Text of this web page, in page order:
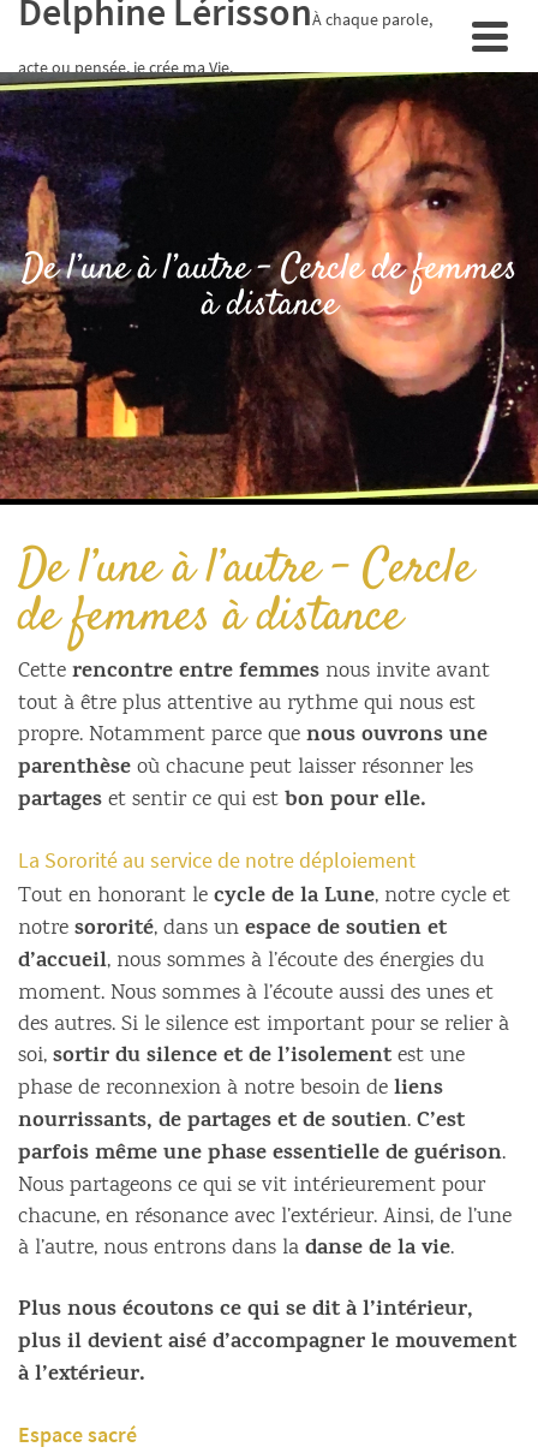
Delphine LérissonÀ chaque parole,
acte ou pensée, je crée ma Vie.
De l’une à l’autre – Cercle de femmes
à distance
De l’une à l’autre – Cercle
de femmes à distance
Cetterencontre entre femmes nous invite avant
tout à être plus attentive au rythme qui nous est
propre. Notamment parce quenous ouvrons une
parenthèseoù chacune peut laisser résonner les
partageset sentir ce qui estbon pour elle.
La Sororité au service de notre déploiement
Tout en honorant lecycle de la Lune, notre cycle et
notresororité, dans unespace de soutien et
d’accueil, nous sommes à l’écoute des énergies du
moment. Nous sommes à l’écoute aussi des unes et
des autres. Si le silence est important pour se relier à
soi,sortir du silence et de l’isolementest une
phase de reconnexion à notre besoin deliens
nourrissants, de partages et de soutien.C’est
parfois même une phase essentielle de guérison.
Nous partageons ce qui se vit intérieurement pour
chacune, en résonance avec l’extérieur. Ainsi, de l’une
à l’autre, nous entrons dans ladanse de la vie.
Plus nous écoutons ce qui se dit à l’intérieur,
plus il devient aisé d’accompagner le mouvement
à l’extérieur.
Espace sacré